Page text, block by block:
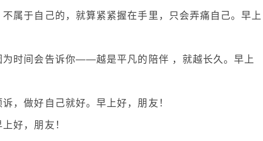
属于自己的，就算紧紧握在手里，只会弄痛自己。早上
时间会告诉你——越是平凡的陪伴 ，就越长久。早上
，做好自己就好。早上好，朋友！
好，朋友！